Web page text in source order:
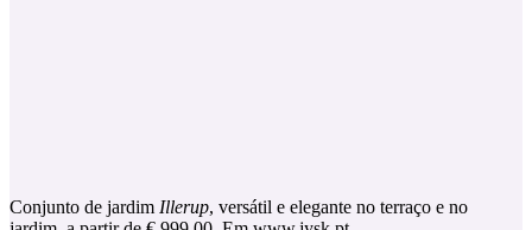
Conjunto de jardim Illerup, versátil e elegante no terraço e no